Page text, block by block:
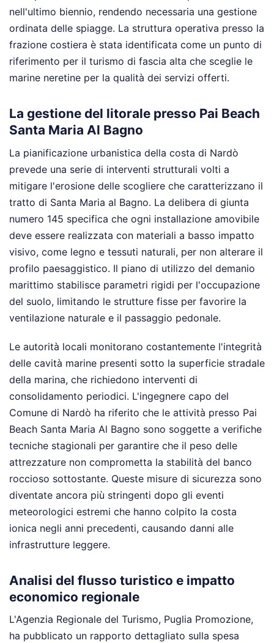
nell'ultimo biennio, rendendo necessaria una gestione
ordinata delle spiagge. La struttura operativa presso la
frazione costiera è stata identificata come un punto di
riferimento per il turismo di fascia alta che sceglie le
marine neretine per la qualità dei servizi offerti.
La gestione del litorale presso Pai Beach
Santa Maria Al Bagno
La pianificazione urbanistica della costa di Nardò
prevede una serie di interventi strutturali volti a
mitigare l'erosione delle scogliere che caratterizzano il
tratto di Santa Maria al Bagno. La delibera di giunta
numero 145 specifica che ogni installazione amovibile
deve essere realizzata con materiali a basso impatto
visivo, come legno e tessuti naturali, per non alterare il
profilo paesaggistico. Il piano di utilizzo del demanio
marittimo stabilisce parametri rigidi per l'occupazione
del suolo, limitando le strutture fisse per favorire la
ventilazione naturale e il passaggio pedonale.
Le autorità locali monitorano costantemente l'integrità
delle cavità marine presenti sotto la superficie stradale
della marina, che richiedono interventi di
consolidamento periodici. L'ingegnere capo del
Comune di Nardò ha riferito che le attività presso Pai
Beach Santa Maria Al Bagno sono soggette a verifiche
tecniche stagionali per garantire che il peso delle
attrezzature non comprometta la stabilità del banco
roccioso sottostante. Queste misure di sicurezza sono
diventate ancora più stringenti dopo gli eventi
meteorologici estremi che hanno colpito la costa
ionica negli anni precedenti, causando danni alle
infrastrutture leggere.
Analisi del flusso turistico e impatto
economico regionale
L'Agenzia Regionale del Turismo, Puglia Promozione,
ha pubblicato un rapporto dettagliato sulla spesa